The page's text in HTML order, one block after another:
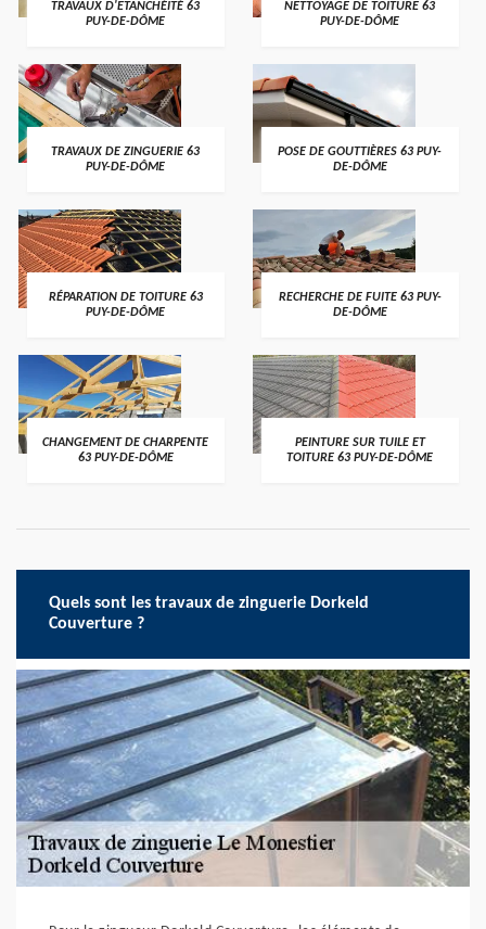
TRAVAUX D'ETANCHÉITÉ 63
PUY-DE-DÔME
NETTOYAGE DE TOITURE 63
PUY-DE-DÔME
TRAVAUX DE ZINGUERIE 63
PUY-DE-DÔME
POSE DE GOUTTIÈRES 63 PUY-
DE-DÔME
RÉPARATION DE TOITURE 63
PUY-DE-DÔME
RECHERCHE DE FUITE 63 PUY-
DE-DÔME
CHANGEMENT DE CHARPENTE
63 PUY-DE-DÔME
PEINTURE SUR TUILE ET
TOITURE 63 PUY-DE-DÔME
Quels sont les travaux de zinguerie Dorkeld
Couverture ?